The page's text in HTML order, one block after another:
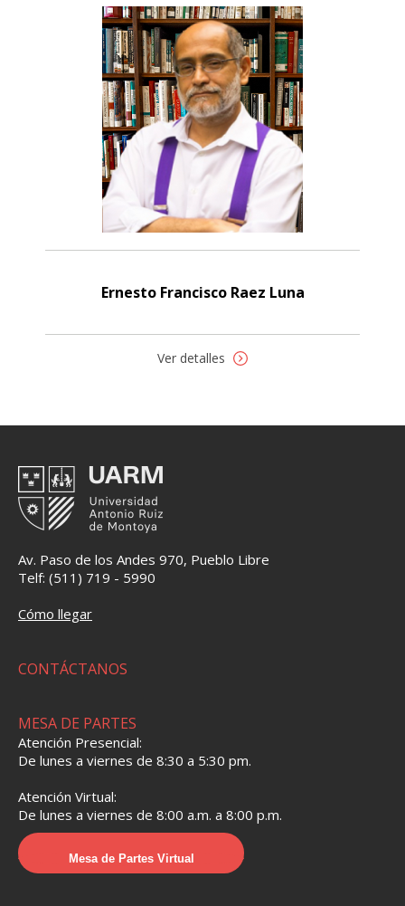
Ernesto Francisco Raez Luna
Ver detalles
Av. Paso de los Andes 970, Pueblo Libre
Telf: (511) 719 - 5990
Cómo llegar
CONTÁCTANOS
MESA DE PARTES
Atención Presencial:
De lunes a viernes de 8:30 a 5:30 pm.
Atención Virtual:
De lunes a viernes de 8:00 a.m. a 8:00 p.m.
Mesa de Partes Virtual